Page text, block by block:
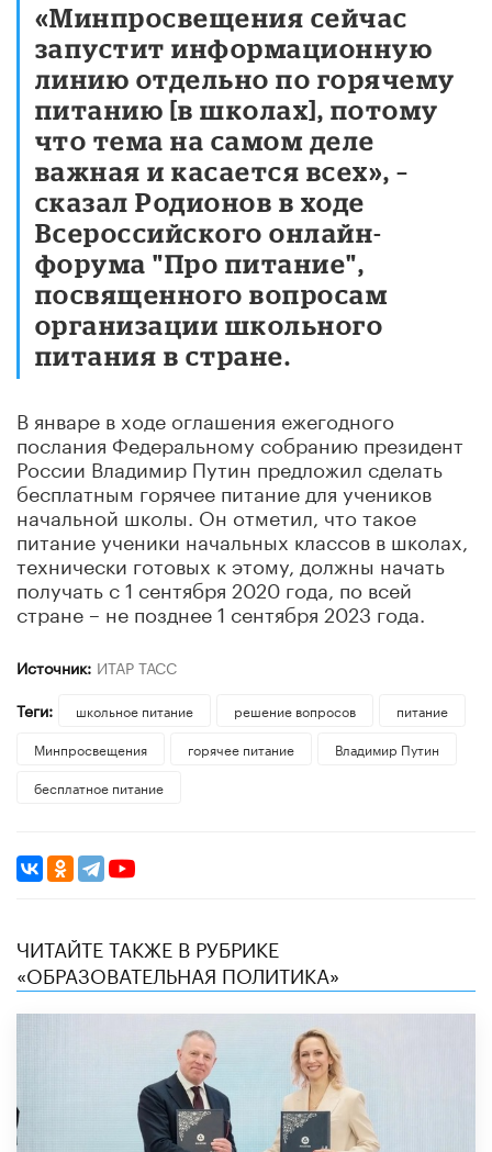
«Минпросвещения сейчас
запустит информационную
линию отдельно по горячему
питанию [в школах], потому
что тема на самом деле
важная и касается всех», –
сказал Родионов в ходе
Всероссийского онлайн-
форума "Про питание",
посвященного вопросам
организации школьного
питания в стране.
В январе в ходе оглашения ежегодного
послания Федеральному собранию президент
России Владимир Путин предложил сделать
бесплатным горячее питание для учеников
начальной школы. Он отметил, что такое
питание ученики начальных классов в школах,
технически готовых к этому, должны начать
получать с 1 сентября 2020 года, по всей
стране – не позднее 1 сентября 2023 года.
Источник: ИТАР ТАСС
Теги:
школьное питание решение вопросов
питание
Минпросвещения
горячее питание
Владимир Путин
бесплатное питание
ЧИТАЙТЕ ТАКЖЕ В РУБРИКЕ
«ОБРАЗОВАТЕЛЬНАЯ ПОЛИТИКА»